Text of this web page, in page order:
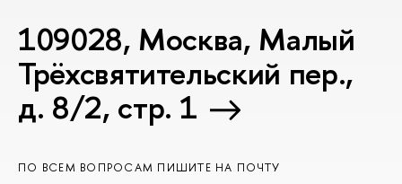
109028, Москва, Малый
Трёхсвятительский пер.,
д. 8/2, стр. 1
ПО ВСЕМ ВОПРОСАМ ПИШИТЕ НА ПОЧТУ